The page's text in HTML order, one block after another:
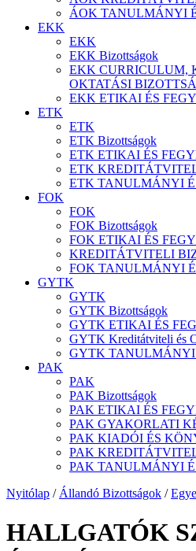
ÁOK TANULMÁNYI
EKK
EKK
EKK Bizottságok
EKK CURRICULUM,
OKTATÁSI
EKK ETIKAI ÉS
ETK
ETK
ETK Bizottságok
ETK ETIKAI ÉS
ETK
ETK TANULMÁNYI
FOK
FOK
FOK Bizottságok
FOK ETIKAI ÉS
KREDITÁTVITELI
FOK TANULMÁNYI
GYTK
GYTK
GYTK Bizottságok
GYTK ETIKAI ÉS
GYTK Kreditátviteli és
GYTK TANULMÁNYI
PAK
PAK
PAK Bizottságok
PAK ETIKAI ÉS
PAK GYAKORLATI
PAK KIADÓI ÉS
PAK
PAK TANULMÁNYI
Nyitólap / Állandó Bizottságok /
HALLGATÓK